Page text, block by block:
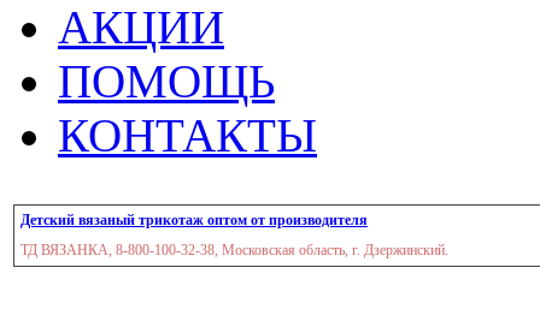
АКЦИИ
ПОМОЩЬ
КОНТАКТЫ
Детский вязаный трикотаж оптом от производителя
ТД ВЯЗАНКА, 8-800-100-32-38, Московская область, г. Дзержинский.